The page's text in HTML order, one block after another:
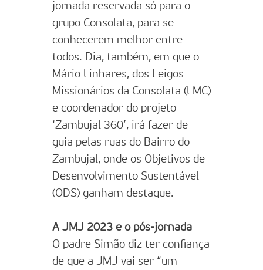
jornada reservada só para o
grupo Consolata, para se
conhecerem melhor entre
todos. Dia, também, em que o
Mário Linhares, dos Leigos
Missionários da Consolata (LMC)
e coordenador do projeto
‘Zambujal 360’, irá fazer de
guia pelas ruas do Bairro do
Zambujal, onde os Objetivos de
Desenvolvimento Sustentável
(ODS) ganham destaque.
A JMJ 2023 e o pós-jornada
O padre Simão diz ter confiança
de que a JMJ vai ser “um